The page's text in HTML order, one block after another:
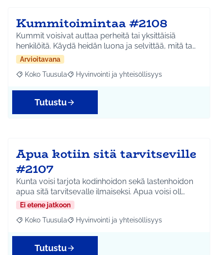
Kummitoimintaa #2108
Kummit voisivat auttaa perheitä tai yksittäisiä
henkilöitä. Käydä heidän luona ja selvittää, mitä ta…
Arvioitavana
Rajaa tulokset aihepiirin mukaan: Koko Tuusula
Koko Tuusula Rajaa tulokset teeman mukaan: Hyvinvointi ja
Hyvinvointi ja yhteisöllisyys
Tutustu
Apua kotiin sitä tarvitseville
#2107
Kunta voisi tarjota kodinhoidon sekä lastenhoidon
apua sitä tarvitsevalle ilmaiseksi. Apua voisi oll…
Ei etene jatkoon
Rajaa tulokset aihepiirin mukaan: Koko Tuusula
Koko Tuusula Rajaa tulokset teeman mukaan: Hyvinvointi ja
Hyvinvointi ja yhteisöllisyys
Tutustu